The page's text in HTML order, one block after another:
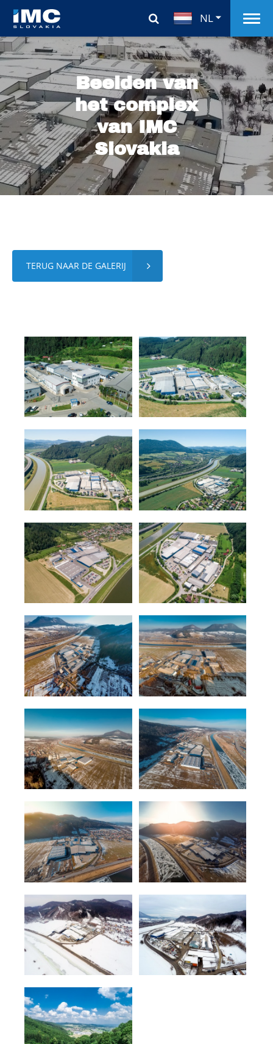
NL
Beelden van
het complex
van IMC
Slovakia
TERUG NAAR DE GALERIJ